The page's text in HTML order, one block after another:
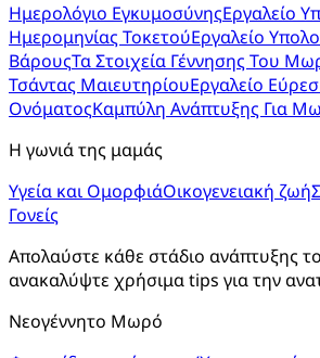
Ημερολόγιο ΕγκυμοσύνηςΕργαλείο
Ημερομηνίας ΤοκετούΕργαλείο
ΒάρουςΤα Στοιχεία Γέννησης Του
Τσάντας ΜαιευτηρίουΕργαλείο
ΟνόματοςΚαμπύλη Ανάπτυξης Για
Η γωνιά της μαμάς
Υγεία και ΟμορφιάΟικογενειακή ζωή
Γονείς
Απολαύστε κάθε στάδιο ανάπτυξης
ανακαλύψτε χρήσιμα tips για την
Νεογέννητο Μωρό